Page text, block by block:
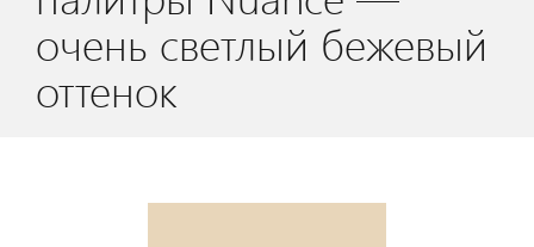
очень светлый бежевый
оттенок